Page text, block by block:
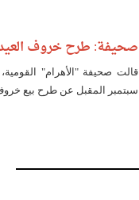
صحيفة: طرح خروف العيد
قالت صحيفة "الأهرام"
سبتمبر المقبل عن طرح بيع